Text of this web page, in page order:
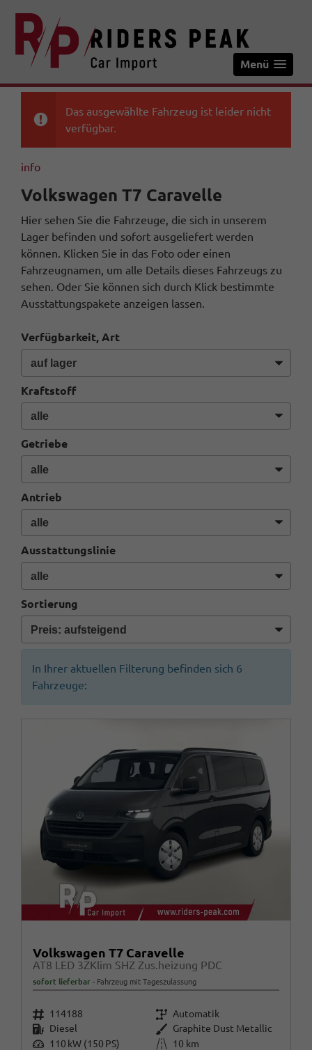
Menü
Das ausgewählte Fahrzeug ist leider nicht
verfügbar.
info
Volkswagen T7 Caravelle
Hier sehen Sie die Fahrzeuge, die sich in unserem
Lager befinden und sofort ausgeliefert werden
können. Klicken Sie in das Foto oder einen
Fahrzeugnamen, um alle Details dieses Fahrzeugs zu
sehen. Oder Sie können sich durch Klick bestimmte
Ausstattungspakete anzeigen lassen.
Verfügbarkeit, Art
Kraftstoff
Getriebe
Antrieb
Ausstattungslinie
Sortierung
In Ihrer aktuellen Filterung befinden sich 6
Fahrzeuge:
Volkswagen T7 Caravelle
AT8 LED 3ZKlim SHZ Zus.heizung PDC
sofort lieferbar Fahrzeug mit Tageszulassung
Fahrzeugnr. 114188 Getriebe Automatik
Kraftstoff Diesel Außenfarbe Graphite Dust Metallic
Leistung 110 kW (150 PS) Kilometerstand
10 km